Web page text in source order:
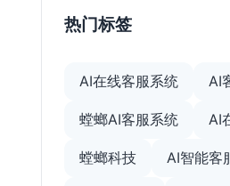
热门标签
AI在线客服系统 AI
螳螂AI客服系统 AI
螳螂科技 AI智能客